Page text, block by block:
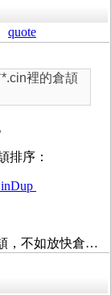
quote
裡的倉頡
排序：
，不如放快倉…